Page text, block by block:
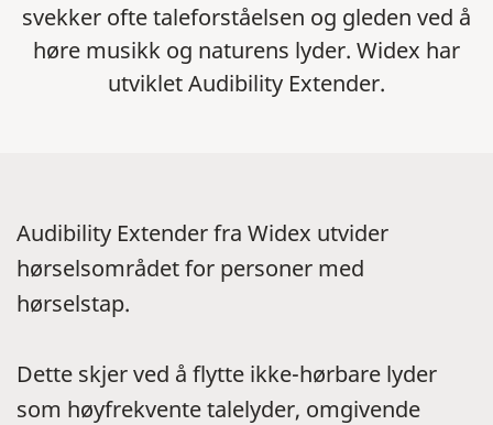
svekker ofte taleforståelsen og gleden ved å
høre musikk og naturens lyder. Widex har
utviklet Audibility Extender.
Audibility Extender fra Widex utvider
hørselsområdet for personer med
hørselstap.
Dette skjer ved å flytte ikke-hørbare lyder
som høyfrekvente talelyder, omgivende